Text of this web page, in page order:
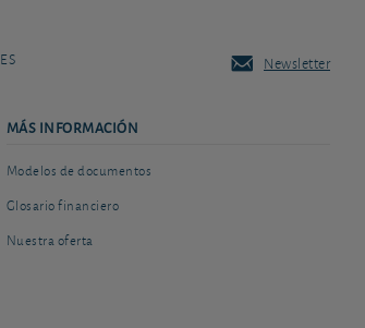
Newsletter
MÁS INFORMACIÓN
Modelos de documentos
Glosario financiero
Nuestra oferta